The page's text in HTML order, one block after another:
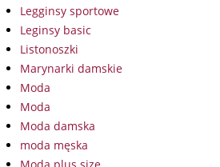
Legginsy sportowe
Leginsy basic
Listonoszki
Marynarki damskie
Moda
Moda
Moda damska
moda męska
Moda plus size